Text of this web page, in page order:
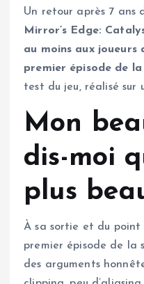
Un retour après 7 ans
Mirror’s Edge:
au moins aux
premier épisode de la
test du jeu, réalisé sur
Mon
dis-moi
plus
À sa sortie et du point
premier épisode de la
des arguments